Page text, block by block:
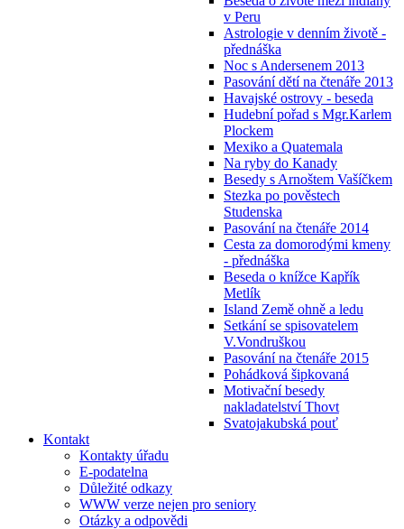
v Peru
Astrologie v denním životě -
přednáška
Noc s Andersenem 2013
Pasování dětí na čtenáře 2013
Havajské ostrovy - beseda
Hudební pořad s Mgr.Karlem
Plockem
Mexiko a Quatemala
Na ryby do Kanady
Besedy s Arnoštem Vašíčkem
Stezka po pověstech
Studenska
Pasování na čtenáře 2014
Cesta za domorodými kmeny
- přednáška
Beseda o knížce Kapřík
Metlík
Island Země ohně a ledu
Setkání se spisovatelem
V.Vondruškou
Pasování na čtenáře 2015
Pohádková šipkovaná
Motivační besedy
nakladatelství Thovt
Svatojakubská pouť
Kontakt
Kontakty úřadu
E-podatelna
Důležité odkazy
WWW verze nejen pro seniory
Otázky a odpovědi